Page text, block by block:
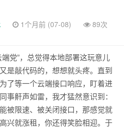
1个月前 (07-08)
89次
党”，总觉得本地部署这玩意儿
是敲代码的，想想就头疼。直到
了等一个云端接口响应，盯着进
事鼾声如雷，我才猛然意识到：
被限速、被关闭接口，那感觉就
就涨租，你还得笑脸相迎。于